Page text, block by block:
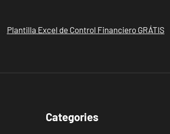
Plantilla Excel de Control Financiero GRÁTIS
Categories